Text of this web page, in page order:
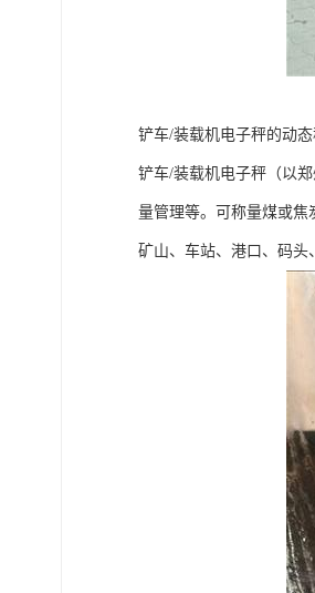
铲车/装载机电子秤的动
铲车/装载机电子秤（以
量管理等。可称量煤或焦
矿山、车站、港口、码头